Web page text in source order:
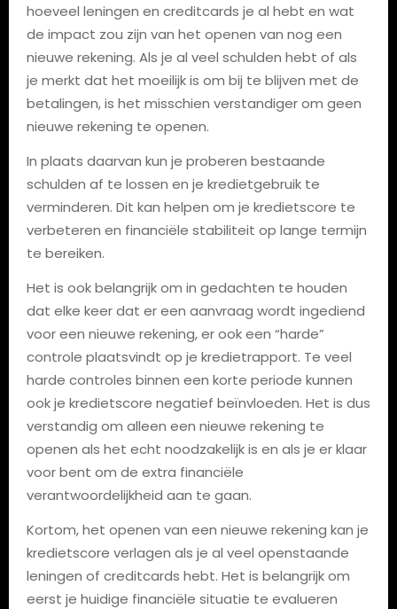
hoeveel leningen en creditcards je al hebt en wat
de impact zou zijn van het openen van nog een
nieuwe rekening. Als je al veel schulden hebt of als
je merkt dat het moeilijk is om bij te blijven met de
betalingen, is het misschien verstandiger om geen
nieuwe rekening te openen.
In plaats daarvan kun je proberen bestaande
schulden af ​​te lossen en je kredietgebruik te
verminderen. Dit kan helpen om je kredietscore te
verbeteren en financiële stabiliteit op lange termijn
te bereiken.
Het is ook belangrijk om in gedachten te houden
dat elke keer dat er een aanvraag wordt ingediend
voor een nieuwe rekening, er ook een “harde”
controle plaatsvindt op je kredietrapport. Te veel
harde controles binnen een korte periode kunnen
ook je kredietscore negatief beïnvloeden. Het is dus
verstandig om alleen een nieuwe rekening te
openen als het echt noodzakelijk is en als je er klaar
voor bent om de extra financiële
verantwoordelijkheid aan te gaan.
Kortom, het openen van een nieuwe rekening kan je
kredietscore verlagen als je al veel openstaande
leningen of creditcards hebt. Het is belangrijk om
eerst je huidige financiële situatie te evalueren